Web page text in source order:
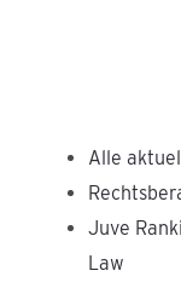
Alle
Juve
Law